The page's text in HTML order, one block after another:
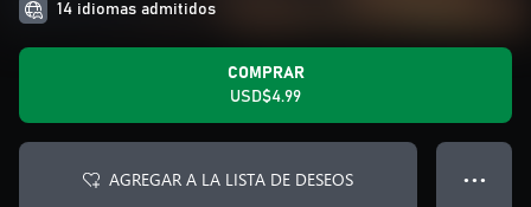
14 idiomas admitidos
COMPRAR
USD$4.99
AGREGAR A LA LISTA DE DESEOS ● ● ●